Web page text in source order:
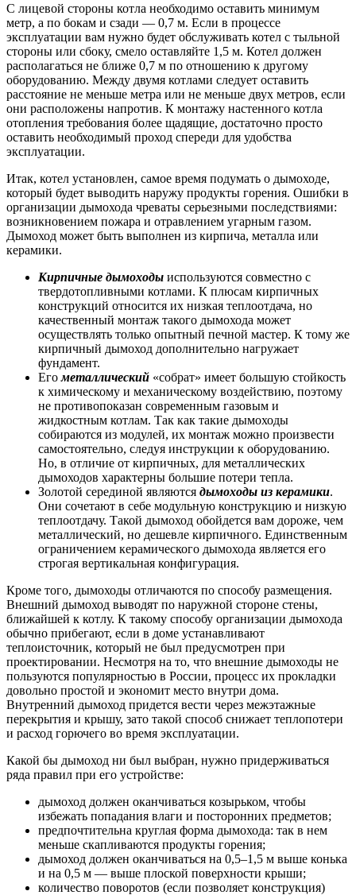
С лицевой стороны котла необходимо оставить минимум
метр, а по бокам и сзади — 0,7 м. Если в процессе
эксплуатации вам нужно будет обслуживать котел с тыльной
стороны или сбоку, смело оставляйте 1,5 м. Котел должен
располагаться не ближе 0,7 м по отношению к другому
оборудованию. Между двумя котлами следует оставить
расстояние не меньше метра или не меньше двух метров, если
они расположены напротив. К монтажу настенного котла
отопления требования более щадящие, достаточно просто
оставить необходимый проход спереди для удобства
эксплуатации.
Итак, котел установлен, самое время подумать о дымоходе,
который будет выводить наружу продукты горения. Ошибки в
организации дымохода чреваты серьезными последствиями:
возникновением пожара и отравлением угарным газом.
Дымоход может быть выполнен из кирпича, металла или
керамики.
Кирпичные дымоходы используются совместно с
твердотопливными котлами. К плюсам кирпичных
конструкций относится их низкая теплоотдача, но
качественный монтаж такого дымохода может
осуществлять только опытный печной мастер. К тому же
кирпичный дымоход дополнительно нагружает
фундамент.
Егометаллический «собрат» имеет большую стойкость
к химическому и механическому воздействию, поэтому
не противопоказан современным газовым и
жидкостным котлам. Так как такие дымоходы
собираются из модулей, их монтаж можно произвести
самостоятельно, следуя инструкции к оборудованию.
Но, в отличие от кирпичных, для металлических
дымоходов характерны большие потери тепла.
Золотой серединой являются дымоходы из керамики.
Они сочетают в себе модульную конструкцию и низкую
теплоотдачу. Такой дымоход обойдется вам дороже, чем
металлический, но дешевле кирпичного. Единственным
ограничением керамического дымохода является его
строгая вертикальная конфигурация.
Кроме того, дымоходы отличаются по способу размещения.
Внешний дымоход выводят по наружной стороне стены,
ближайшей к котлу. К такому способу организации дымохода
обычно прибегают, если в доме устанавливают
теплоисточник, который не был предусмотрен при
проектировании. Несмотря на то, что внешние дымоходы не
пользуются популярностью в России, процесс их прокладки
довольно простой и экономит место внутри дома.
Внутренний дымоход придется вести через межэтажные
перекрытия и крышу, зато такой способ снижает теплопотери
и расход горючего во время эксплуатации.
Какой бы дымоход ни был выбран, нужно придерживаться
ряда правил при его устройстве:
дымоход должен оканчиваться козырьком, чтобы
избежать попадания влаги и посторонних предметов;
предпочтительна круглая форма дымохода: так в нем
меньше скапливаются продукты горения;
дымоход должен оканчиваться на 0,5–1,5 м выше конька
и на 0,5 м — выше плоской поверхности крыши;
количество поворотов (если позволяет конструкция)